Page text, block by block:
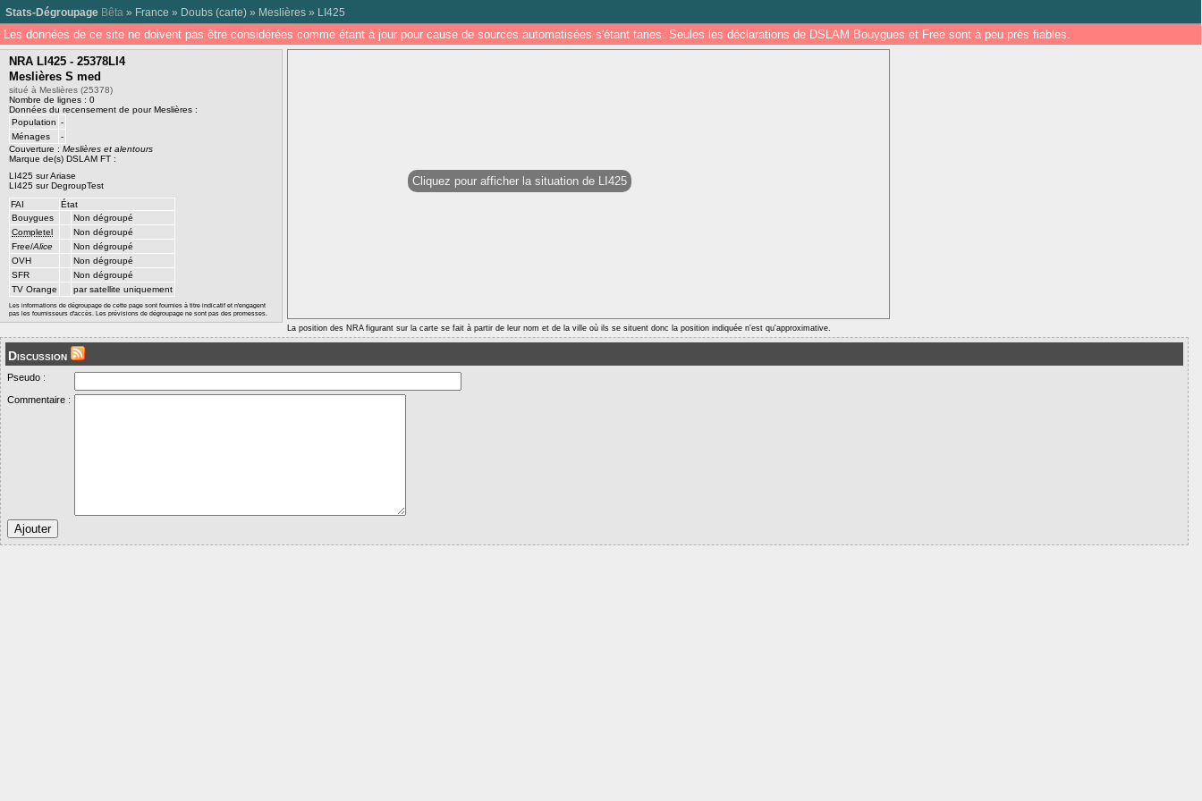
Stats-Dégroupage Bêta » France » Doubs (carte) » Meslières » LI425
Les données de ce site ne doivent pas être considérées comme étant à jour pour cause de sources automatisées s'étant taries. Seules les déclarations de DSLAM Bouygues et Free sont à peu près fiables.
NRA LI425 - 25378LI4
Meslières S med
situé à Meslières (25378)
Nombre de lignes : 0
Données du recensement de pour Meslières :
Population -
Ménages
-
Couverture : Meslières et alentours
Marque de(s) DSLAM FT :
LI425 sur Ariase
LI425 sur DegroupTest
FAI
État
Bouygues
Non dégroupé
Completel
Non dégroupé
Free/Alice
Non dégroupé
OVH
Non dégroupé
SFR
Non dégroupé
TV Orange
par satellite uniquement
Les informations de dégroupage de cette page sont fournies à titre indicatif et n'engagent
pas les fournisseurs d'accès. Les prévisions de dégroupage ne sont pas des promesses.
Cliquez pour afficher la situation de LI425
La position des NRA figurant sur la carte se fait à partir de leur nom et de la ville où ils se situent donc la position indiquée n'est qu'approximative.
Discussion
Pseudo :
Commentaire :